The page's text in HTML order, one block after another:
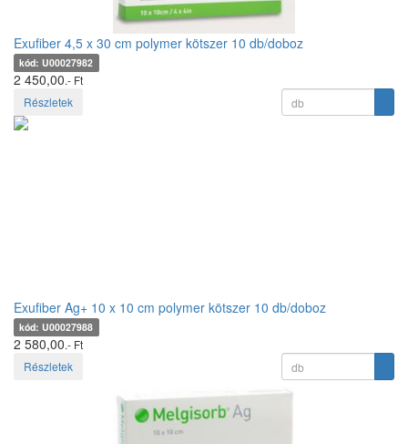
Exufiber 4,5 x 30 cm polymer kötszer 10 db/doboz
kód: U00027982
2 450,00.- Ft
Részletek
Exufiber Ag+ 10 x 10 cm polymer kötszer 10 db/doboz
kód: U00027988
2 580,00.- Ft
Részletek